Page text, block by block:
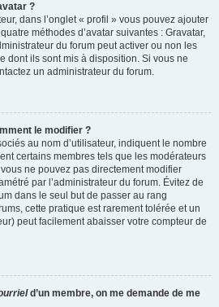
?
dans l’onglet « profil » vous pouvez ajouter
méthodes d’avatar suivantes : Gravatar,
du forum peut activer ou non les
dont ils sont mis à disposition. Si vous ne
un administrateur du forum.
le modifier ?
au nom d’utilisateur, indiquent le nombre
certains membres tels que les modérateurs
ne pouvez pas directement modifier
par l’administrateur du forum. Évitez de
dans le seul but de passer au rang
cette pratique est rarement tolérée et un
peut facilement abaisser votre compteur de
d’un membre, on me demande de me